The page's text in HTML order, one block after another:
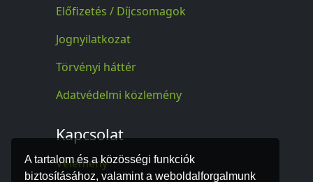
A tartalom és a közösségi funkciók
biztosításához, valamint a weboldalforgalmunk
Előfizetés / Díjcsomagok
Jognyilatkozat
Törvényi háttér
Adatvédelmi közlemény
Kapcsolat
Vélemény